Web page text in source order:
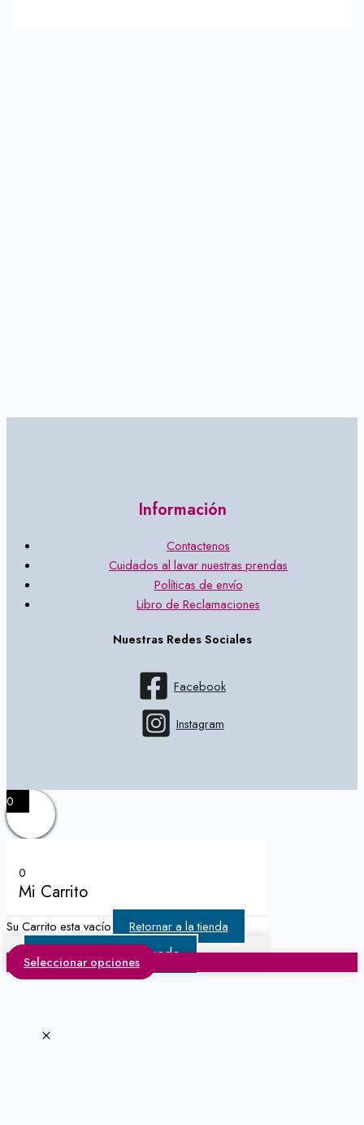
Información
Contactenos
Cuidados al lavar nuestras prendas
Políticas de envío
Libro de Reclamaciones
Nuestras Redes Sociales
Facebook
Instagram
0
0
Mi Carrito
Su Carrito esta vacío Retornar a la tienda
Continuar Comprando
Seleccionar opciones